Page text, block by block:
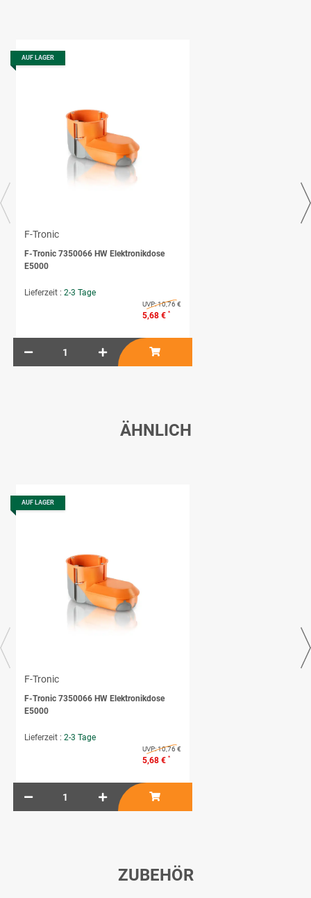
AUF LAGER
F-Tronic
F-Tronic 7350066 HW Elektronikdose
E5000
Lieferzeit : 2-3 Tage
UVP:10,76 €
5,68 € *
ÄHNLICH
AUF LAGER
F-Tronic
F-Tronic 7350066 HW Elektronikdose
E5000
Lieferzeit : 2-3 Tage
UVP:10,76 €
5,68 € *
ZUBEHÖR